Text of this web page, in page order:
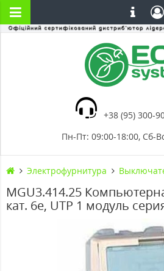
+38 (95) 300-
Пн-Пт: 09:00-18:00, Сб-
Электрофурнитура
MGU3.414.25
кат. 6е, UTP 1 модуль